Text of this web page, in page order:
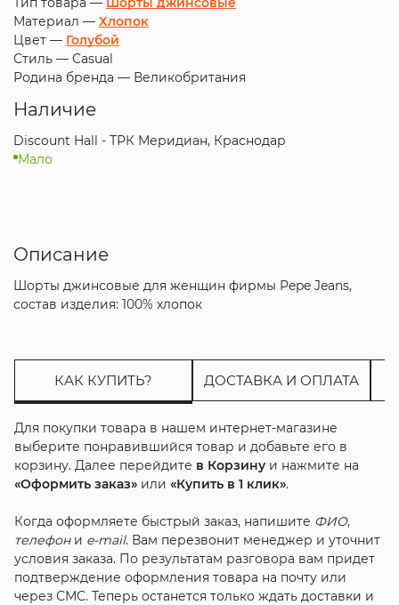
Материал — Хлопок
Цвет — Голубой
Стиль — Casual
Родина бренда — Великобритания
Наличие
Discount Hall - ТРК Меридиан, Краснодар
Мало
Описание
Шорты джинсовые для женщин фирмы Pepe Jeans,
состав изделия: 100% хлопок
КАК КУПИТЬ? ДОСТАВКА И ОПЛАТА
Для покупки товара в нашем интернет-магазине
выберите понравившийся товар и добавьте его в
корзину. Далее перейдите в Корзинуи нажмите на
«Оформить заказ»или «Купить в 1 клик».
Когда оформляете быстрый заказ, напишите ФИО,
телефони e-mail. Вам перезвонит менеджер и уточнит
условия заказа. По результатам разговора вам придет
подтверждение оформления товара на почту или
через СМС. Теперь останется только ждать доставки и